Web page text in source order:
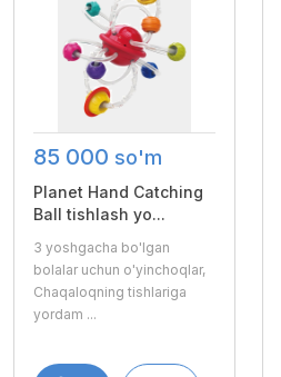
85 000 so'm
Planet Hand Catching
Ball tishlash yo...
3 yoshgacha bo'lgan
bolalar uchun o'yinchoqlar,
Chaqaloqning tishlariga
yordam ...